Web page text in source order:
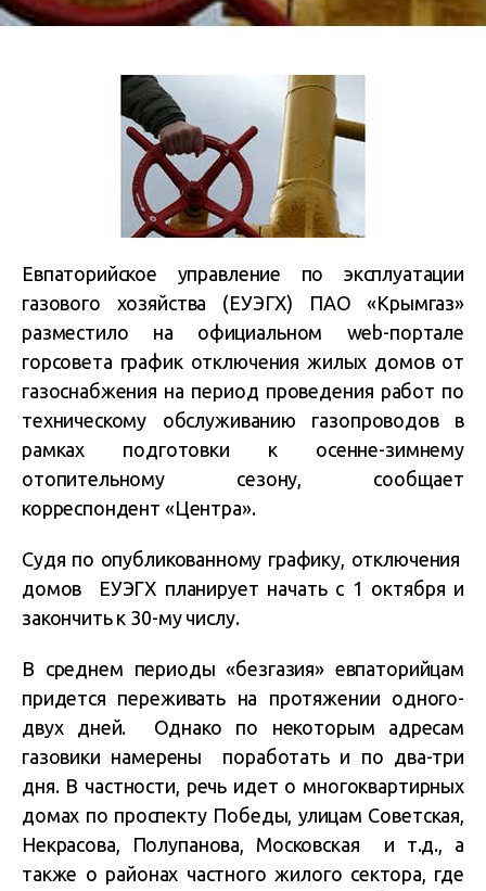
Евпаторийское управление по эксплуатации
газового хозяйства (ЕУЭГХ) ПАО «Крымгаз»
разместило на официальном web-портале
горсовета график отключения жилых домов от
газоснабжения на период проведения работ по
техническому обслуживанию газопроводов в
рамках подготовки к осенне-зимнему
отопительному сезону, сообщает
корреспондент «Центра».
Судя по опубликованному графику, отключения
домов ЕУЭГХ планирует начать с 1 октября и
закончить к 30-му числу.
В среднем периоды «безгазия» евпаторийцам
придется переживать на протяжении одного-
двух дней. Однако по некоторым адресам
газовики намерены поработать и по два-три
дня. В частности, речь идет о многоквартирных
домах по проспекту Победы, улицам Советская,
Некрасова, Полупанова, Московская и т.д., а
также о районах частного жилого сектора, где